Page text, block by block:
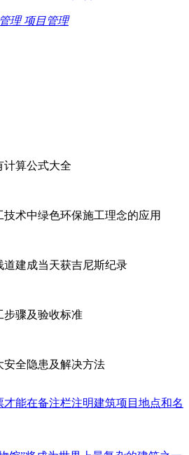
理 项目管理
计算公式大全
技术中绿色环保施工理念的应用
道建成当天获吉尼斯纪录
步骤及验收标准
安全隐患及解决方法
才能在备注栏注明建筑项目地点和名